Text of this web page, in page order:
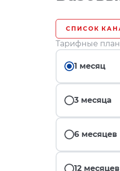
СПИСОК
Тарифные
1 месяц
3 месяца
6 месяцев
12 месяцев